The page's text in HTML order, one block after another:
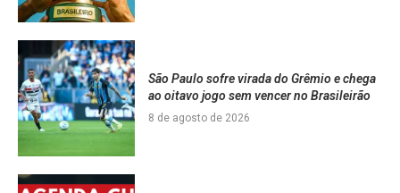
São Paulo sofre virada do Grêmio e chega
ao oitavo jogo sem vencer no Brasileirão
8 de agosto de 2026